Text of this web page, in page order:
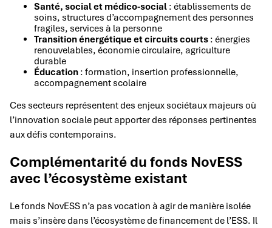
Santé, social et médico-social : établissements de
soins, structures d’accompagnement des personnes
fragiles, services à la personne
Transition énergétique et circuits courts : énergies
renouvelables, économie circulaire, agriculture
durable
Éducation : formation, insertion professionnelle,
accompagnement scolaire
Ces secteurs représentent des enjeux sociétaux majeurs où
l’innovation sociale peut apporter des réponses pertinentes
aux défis contemporains.
Complémentarité du fonds NovESS
avec l’écosystème existant
Le fonds NovESS n’a pas vocation à agir de manière isolée
mais s’insère dans l’écosystème de financement de l’ESS. Il